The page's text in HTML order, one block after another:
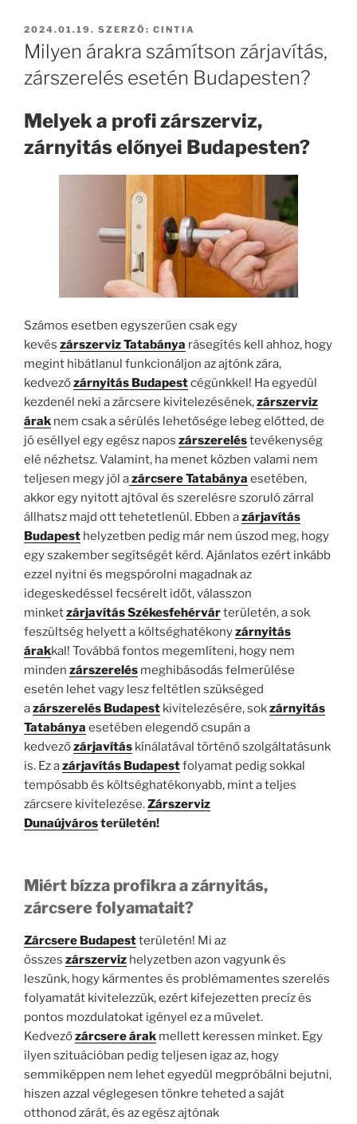
BEKÜLDVE:
2024.01.19. SZERZŐ: CINTIA
Milyen árakra számítson zárjavítás,
zárszerelés esetén Budapesten?
Melyek a profi zárszerviz,
zárnyitás előnyei Budapesten?
Számos esetben egyszerűen csak egy
kevés zárszerviz Tatabánya rásegítés kell ahhoz, hogy
megint hibátlanul funkcionáljon az ajtónk zára,
kedvezőzárnyitás Budapestcégünkkel! Ha egyedül
kezdenél neki a zárcsere kivitelezésének,zárszerviz
árak nem csak a sérülés lehetősége lebeg előtted, de
jó eséllyel egy egész napos zárszereléstevékenység
elé nézhetsz. Valamint, ha menet közben valami nem
teljesen megy jól azárcsere Tatabánya esetében,
akkor egy nyitott ajtóval és szerelésre szoruló zárral
állhatsz majd ott tehetetlenül. Ebben azárjavítás
Budapest helyzetben pedig már nem úszod meg, hogy
egy szakember segítségét kérd. Ajánlatos ezért inkább
ezzel nyitni és megspórolni magadnak az
idegeskedéssel fecsérelt időt, válasszon
minketzárjavítás Székesfehérvárterületén, a sok
feszültség helyett a költséghatékonyzárnyitás
árakkal! Továbbá fontos megemlíteni, hogy nem
minden zárszerelés meghibásodás felmerülése
esetén lehet vagy lesz feltétlen szükséged
azárszerelés Budapest kivitelezésére, sokzárnyitás
Tatabánya esetében elegendő csupán a
kedvezőzárjavítás kínálatával történő szolgáltatásunk
is. Ez azárjavítás Budapestfolyamat pedig sokkal
tempósabb és költséghatékonyabb, mint a teljes
zárcsere kivitelezése.Zárszerviz
Dunaújvárosterületén!
Miért bízza profikra a zárnyitás,
zárcsere folyamatait?
Zárcsere Budapestterületén! Mi az
összes zárszerviz helyzetben azon vagyunk és
leszünk, hogy kármentes és problémamentes szerelés
folyamatát kivitelezzük, ezért kifejezetten precíz és
pontos mozdulatokat igényel ez a művelet.
Kedvezőzárcsere árak mellett keressen minket. Egy
ilyen szituációban pedig teljesen igaz az, hogy
semmiképpen nem lehet egyedül megpróbálni bejutni,
hiszen azzal véglegesen tönkre teheted a saját
otthonod zárát, és az egész ajtónak